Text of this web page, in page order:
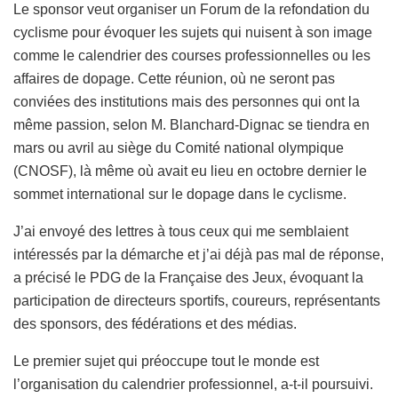
Le sponsor veut organiser un Forum de la refondation du
cyclisme pour évoquer les sujets qui nuisent à son image
comme le calendrier des courses professionnelles ou les
affaires de dopage. Cette réunion, où ne seront pas
conviées des institutions mais des personnes qui ont la
même passion, selon M. Blanchard-Dignac se tiendra en
mars ou avril au siège du Comité national olympique
(CNOSF), là même où avait eu lieu en octobre dernier le
sommet international sur le dopage dans le cyclisme.
J’ai envoyé des lettres à tous ceux qui me semblaient
intéressés par la démarche et j’ai déjà pas mal de réponse,
a précisé le PDG de la Française des Jeux, évoquant la
participation de directeurs sportifs, coureurs, représentants
des sponsors, des fédérations et des médias.
Le premier sujet qui préoccupe tout le monde est
l’organisation du calendrier professionnel, a-t-il poursuivi.